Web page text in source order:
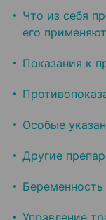
Что из себя
его применяют
Показания к
Особые
Другие